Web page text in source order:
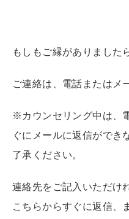
もしもご縁がありました
ご連絡は、電話またはメ
※カウンセリング中は、
ぐにメールに返信ができ
了承ください。
連絡先をご記入いただけ
こちらからすぐに返信、